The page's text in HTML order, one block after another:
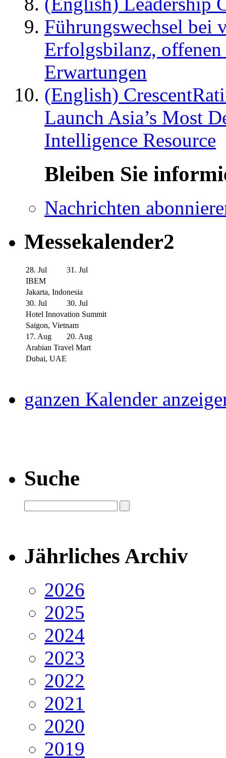
Führungswechsel bei
Erfolgsbilanz,
Erwartungen
(English)
Launch Asia’s Most
Intelligence Resource
Bleiben Sie
Nachrichten
Messekalender2
28. Jul
31. Jul
IBEM
Jakarta, Indonesia
30. Jul
30. Jul
Hotel Innovation Summit
Saigon, Vietnam
17. Aug
20. Aug
Arabian Travel Mart
Dubai, UAE
ganzen Kalender
Suche
Jährliches Archiv
2026
2025
2024
2023
2022
2021
2020
2019